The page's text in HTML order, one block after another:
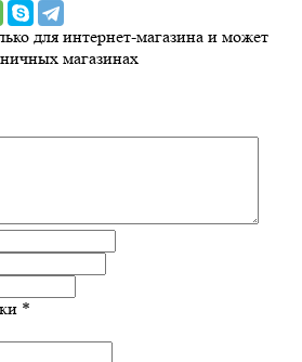
для интернет-магазина и может
магазинах
*